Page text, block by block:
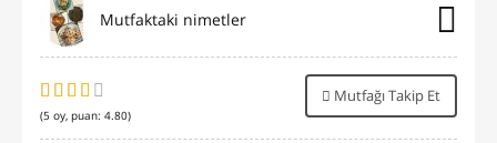
Mutfaktaki nimetler
(5 oy, puan: 4.80)
Mutfağı Takip Et